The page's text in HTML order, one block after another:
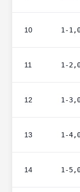
10 1-
11 1-
12 1-
13 1-
14 1-